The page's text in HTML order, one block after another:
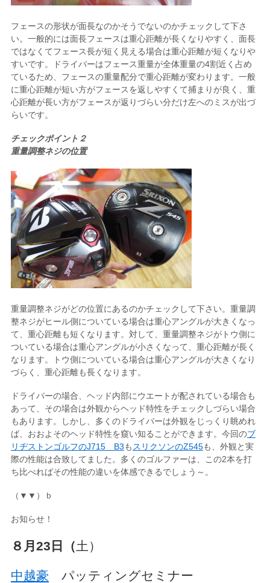
フェースの形状が面長なのかそうでないのかチェックして下さ
い。一般的には面長フェースは重心距離が長くなりやすく、面長
ではなくてフェース長が短く見える場合は重心距離が短くなりや
すいです。ドライバーはフェース重量が全体重量の4割近く占め
ているため、フェースの重量配分で重心距離が変わります。一般
に重心距離が短い方がフェースを返しやすくて捕まりが良く、重
心距離が長い方がフェースが返りづらい分だけ左へのミスが出づ
らいです。
チェックポイント２
重量調整ネジの位置
重量調整ネジがどの位置にあるのかチェックして下さい。重量調
整ネジがヒール側についている場合は重心アングルが大きくなっ
て、重心距離も短くなります。対して、重量調整ネジがトウ側に
ついている場合は重心アングルが小さくなって、重心距離が長く
なります。トウ側についている場合は重心アングルが大きくなり
づらく、重心距離も長くなります。
ドライバーの場合、ヘッド内部にウエートが配されている場合も
あって、その場合は外観からヘッド特性をチェックしづらい場合
もあります。しかし、多くのドライバーは外観をじっくり眺めれ
ば、おおよそのヘッド特性を窺い知ることができます。今回のブ
リヂストンゴルフのJ715 B3も スリクソンのZ545も、外観と実
際の性能は合致してました。多くのゴルファーは、この2本を打
ち比べればその性能の違いを体感できるでしょう～。
（▼▼）ｂ
お知らせ！
８月23日（土）
中越豪 パッティングセミナー